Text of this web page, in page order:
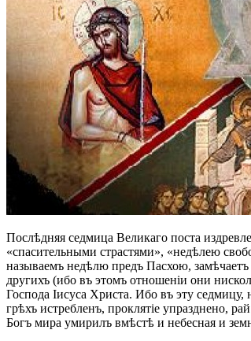
Послѣдняя седмица Великаго поста
«спасительными страстями», «недѣлею
называемъ недѣлю предъ Пасхою, замѣчаетъ
другихъ (ибо въ этомъ отношеніи они
Господа Іисуса Христа. Ибо въ эту седмицу,
грѣхъ истребленъ, проклятіе упразднено,
Богъ мира умирилъ вмѣстѣ и небесная и